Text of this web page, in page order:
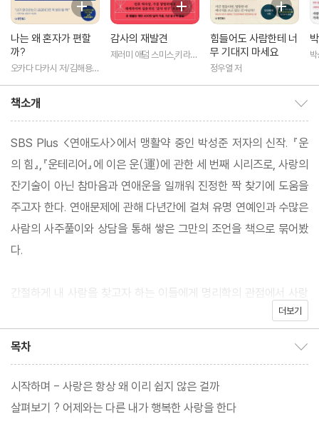
나는 왜 혼자가 편할
까?
오카다 다카시 저/김해용
감사의 재발견
제러미 애덤 스미스,키라
힘들어도 사람한테 너
무 기대지 마세요
정우열 저
책소개
SBS Plus <연애도사>에서 맹활약 중인 박성준 저자의 신작. 『운
의 힘』,『운테리어』에 이은 운(運)에 관한 세 번째 시리즈로, 사랑의
잔기술이 아닌 참마음과 연애운을 일깨워 진정한 짝 찾기에 도움을
주고자 한다. 연애문제에 관해 다년간에 걸쳐 유명 연예인과 수많은
사람의 사주풀이와 상담을 통해 쌓은 그만의 조언을 책으로 묶어봤
다.
간절하게 내 사람을 찾고자 하는 이들에게 명리학의 관점에서 사랑
문제에 접근해볼 것을 권한다. 사랑이 이루어지기 위해선, 먼저 나
지를 말이다. 그다음에 그 사람에 대해 알아야 한다. 그 사람의 성향
을 내가 오랜 시간 감당하며 함께할 수 있는지를. 이렇게 사랑 또한
사람에 대한 이해이기에 명리학적 접근이 필요하다고 그는 말한다.
더보기
목차
시작하며 - 사랑은 항상 왜 이리 쉽지 않은 걸까
살펴보기 ? 어제와는 다른 내가 행복한 사랑을 한다